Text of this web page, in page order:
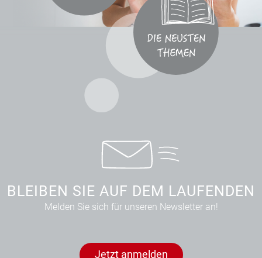
BLEIBEN SIE AUF DEM LAUFENDEN
Melden Sie sich für unseren Newsletter an!
Jetzt anmelden